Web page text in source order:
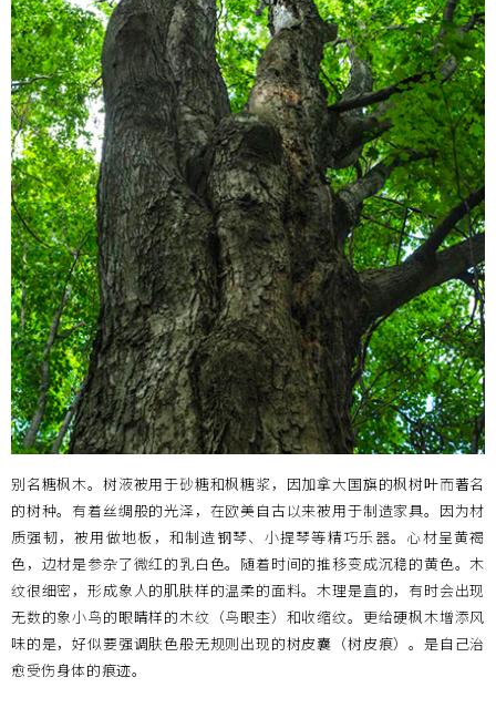
别名糖枫木。树液被用于砂糖和枫糖浆，因加拿大国旗的枫树叶而著名
的树种。有着丝绸般的光泽，在欧美自古以来被用于制造家具。因为材
质强韧，被用做地板，和制造钢琴、小提琴等精巧乐器。心材呈黄褐
色，边材是参杂了微红的乳白色。随着时间的推移变成沉稳的黄色。木
纹很细密，形成象人的肌肤样的温柔的面料。木理是直的，有时会出现
无数的象小鸟的眼睛样的木纹（鸟眼杢）和收缩纹。更给硬枫木增添风
味的是，好似要强调肤色般无规则出现的树皮囊（树皮痕）。是自己治
愈受伤身体的痕迹。